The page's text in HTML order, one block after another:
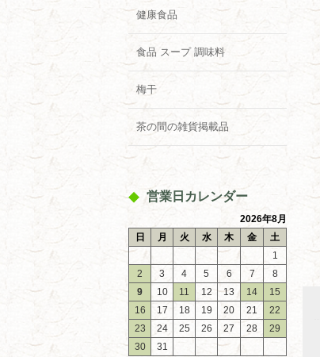
健康食品
食品 スープ 調味料
梅干
茶の間の雑貨掲載品
営業日カレンダー
2026年8月
日
月 火 水 木 金
土
1
2
3 4 5 6 7
8
9
10 11 12 13 14
15
16
17 18 19 20 21
22
23
24 25 26 27 28
29
30
31